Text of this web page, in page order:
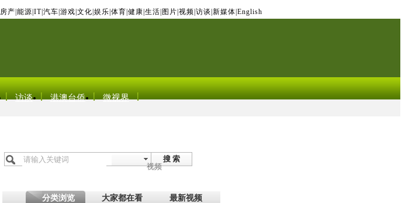
房产 能源 IT| 汽车 游戏 文化 娱乐 体育 健康 生活 图片 视频 访谈 新媒体 English
访谈 港澳台侨 微视界
搜 索
视频
分类浏览 大家都在看 最新视频